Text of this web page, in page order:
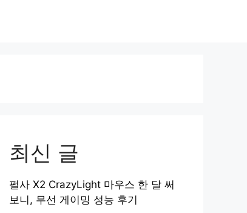
최신 글
펄사 X2 CrazyLight 마우스 한 달 써
보니, 무선 게이밍 성능 후기